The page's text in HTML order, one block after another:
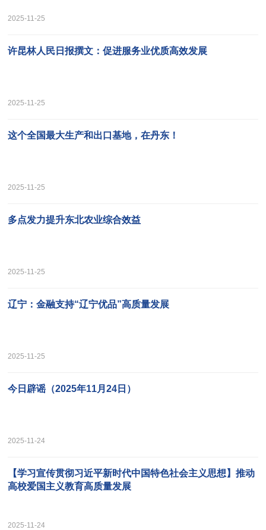
2025-11-25
许昆林人民日报撰文：促进服务业优质高效发展
2025-11-25
这个全国最大生产和出口基地，在丹东！
2025-11-25
多点发力提升东北农业综合效益
2025-11-25
辽宁：金融支持“辽宁优品”高质量发展
2025-11-25
今日辟谣（2025年11月24日）
2025-11-24
【学习宣传贯彻习近平新时代中国特色社会主义思想】推动
高校爱国主义教育高质量发展
2025-11-24